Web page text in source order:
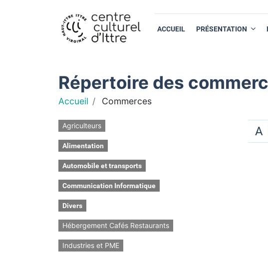
ACCUEIL PRÉSENTATION
Répertoire des
Accueil Commerces
Agriculteurs
Alimentation
Automobile et transports
Communication Informatique
Divers
Hébergement Cafés Restaurants
Industries et PME
A